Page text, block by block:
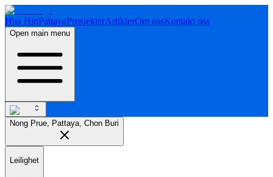
Hua HinPattayaProsjekterArtiklerOm ossKontakt oss
Open main menu
Nong Prue, Pattaya, Chon Buri
Leilighet